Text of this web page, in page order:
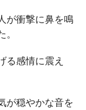
が衝撃に鼻を鳴
る感情に震え
が穏やかな音を